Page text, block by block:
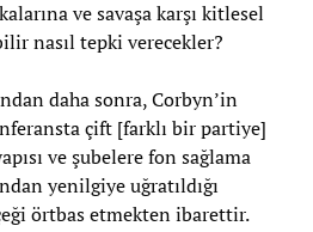
ve savaşa karşı kitlesel
nasıl tepki verecekler?
daha sonra, Corbyn’in
çift [farklı bir partiye]
ve şubelere fon sağlama
yenilgiye uğratıldığı
örtbas etmekten ibarettir.